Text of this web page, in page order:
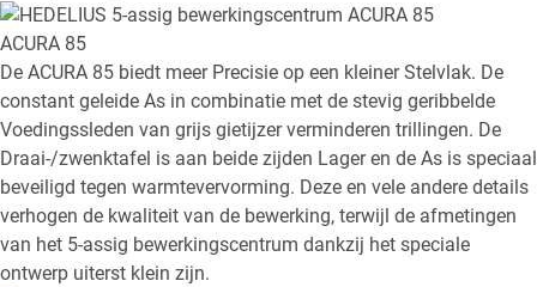
ACURA 85
De ACURA 85 biedt meer Precisie op een kleiner Stelvlak. De
constant geleide As in combinatie met de stevig geribbelde
Voedingssleden van grijs gietijzer verminderen trillingen. De
Draai-/zwenktafel is aan beide zijden Lager en de As is speciaal
beveiligd tegen warmtevervorming. Deze en vele andere details
verhogen de kwaliteit van de bewerking, terwijl de afmetingen
van het 5-assig bewerkingscentrum dankzij het speciale
ontwerp uiterst klein zijn.